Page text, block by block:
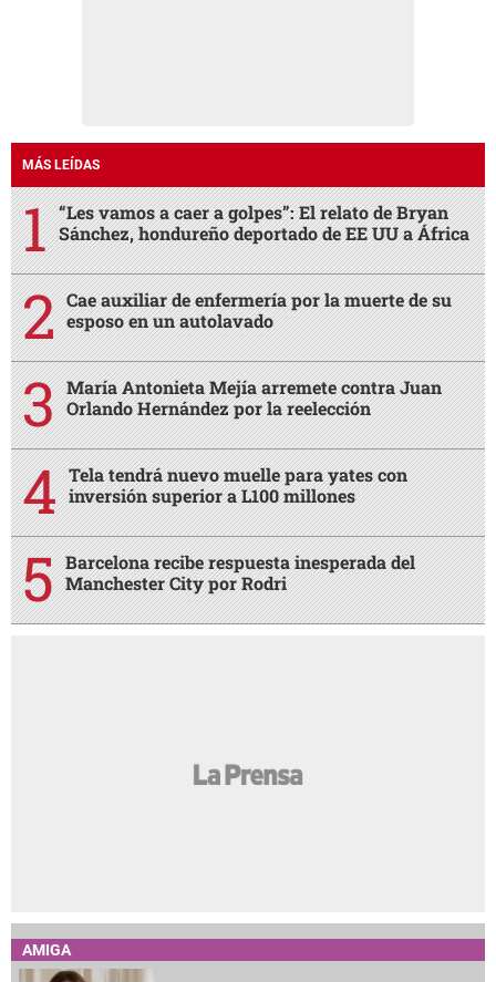
MÁS LEÍDAS
“Les vamos a caer a golpes”: El relato de Bryan
Sánchez, hondureño deportado de EE UU a África
Cae auxiliar de enfermería por la muerte de su
esposo en un autolavado
María Antonieta Mejía arremete contra Juan
Orlando Hernández por la reelección
Tela tendrá nuevo muelle para yates con
inversión superior a L100 millones
Barcelona recibe respuesta inesperada del
Manchester City por Rodri
AMIGA